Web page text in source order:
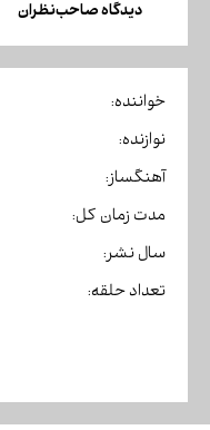
دیدگاه صاحب‌نظران
خواننده:
نوازنده:
آهنگساز:
مدت زمان کل:
سال نشر:
تعداد حلقه: